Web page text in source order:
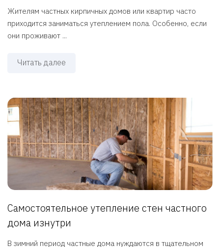
Жителям частных кирпичных домов или квартир часто
приходится заниматься утеплением пола. Особенно, если
они проживают ...
Читать далее
Самостоятельное утепление стен частного
дома изнутри
В зимний период частные дома нуждаются в тщательном